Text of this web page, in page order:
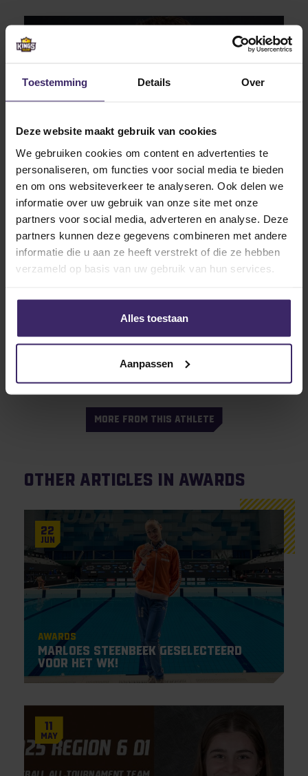
Toestemming Details Over
Deze website maakt gebruik van cookies
We gebruiken cookies om content en advertenties te
personaliseren, om functies voor social media te bieden
en om ons websiteverkeer te analyseren. Ook delen we
informatie over uw gebruik van onze site met onze
partners voor social media, adverteren en analyse. Deze
partners kunnen deze gegevens combineren met andere
informatie die u aan ze heeft verstrekt of die ze hebben
verzameld op basis van uw gebruik van hun services.
Alles toestaan
Aanpassen
Yesin van der Pluijm maakt
profdebuut
28
Jan
Interviews
van der Pluijm
MORE FROM THIS ATHLETE
Other articles in Awards
22
Jun
Awards
Marloes Steenbeek geselecteerd
voor het WK!
11
May